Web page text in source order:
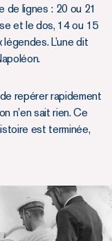
de lignes : 20 ou 21
et le dos, 14 ou 15
L’une dit
repérer rapidement
n’en sait rien. Ce
est terminée,